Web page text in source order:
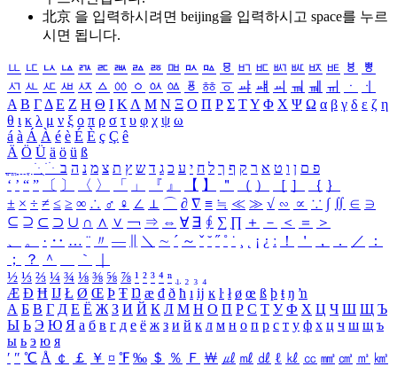
北京 을 입력하시려면 beijing을 입력하시고 space를 누르
시면 됩니다.
ㅥ ㅦ ㅧ ㅨ ㅩ ㅪ ㅫ ㅬ ㅭ ㅮ ㅯ ㅰ ㅱ ㅲ ㅳ ㅴ ㅵ ㅶ ㅷ ㅸ
ㅹ
ㅺ ㅻ ㅼ ㅽ ㅾ ㅿ ㆀ ㆁ ㆂ ㆃ ㆄ ㆅ ㆆ ㆇ ㆈ ㆉ ㆊ ㆋ ㆌ ㆍ
ㆎ
Α Β ΓΔ Ε Ζ Η Θ Ι ΚΛ Μ Ν Ξ Ο Π Ρ Σ ΤΥ Φ Χ Ψ Ω α β γ δ ε ζ η
θ ι κ λ μ ν ξ ο π ρ σ τ υ φ χ ψ ω
á à Á À é è É È ç Ç ê
Ä Ö Ü ä ö ü ß
ִֶֹ ֻּ ׁׂ פ ם ן ו ט א ר ק ף ך ל ח י ע כ ג ד ש ץ ת צ מ נ ה ב
‘ ’ “ ” 〔 〕 〈 〉 「 」 『 』 【 】 ＂ （ ） ［ ］ ｛ ｝
± × ÷ ≠ ≤ ≥ ∞ ∴ ♂ ♀ ∠ ⊥ ⌒ ∂ ∇ ≡ ≒ ≪ ≫ √ ∽ ∝ ∵ ∫ ∬ ∈ ∋
⊆ ⊇ ⊂ ⊃ ∪ ∩ ∧ ∨ ￢ ⇒ ⇔ ∀ ∃ ∮ ∑ ∏ ＋ － ＜ ＝
＞
、
。 · ‥ … ¨ 〃 ― ＼ ∼ ´ ～ ˇ ˘ ˝ ˚ ˙ ¸ ¡ ¿ ː ！ ＇ ， ． ／
：
；
？ ＾ ｀
½ ⅓ ⅔ ¼ ¾ ⅛ ⅜ ⅝ ⅞ ¹ ² ³ ⁴ ⁿ ₁ ₂ ₃ ₄
Æ Ð Ħ Ĳ Ł Ø Œ Þ Ŧ Ŋ æ đ ð ħ ı ĳ ĸ ŀ ł ø œ ß þ ŧ ŋ ŉ
А Б В Г Д Е Ё Ж З И Й К Л М Н О П Р С Т У Ф Х Ц Ч Ш Щ Ъ
Ы Ь Э Ю Я а б в г д е ё ж з и й к л м н о п р с т у ф х ц ч ш щ ъ
ы ь э ю я
′ ″ ℃ Å ￠ ￡ ￥ ¤ ℉ ‰ ＄ ％ Ｆ ￦ ㎕ ㎖ ㎗ ℓ ㎘ ㏄ ㎣ ㎤ ㎥ ㎦